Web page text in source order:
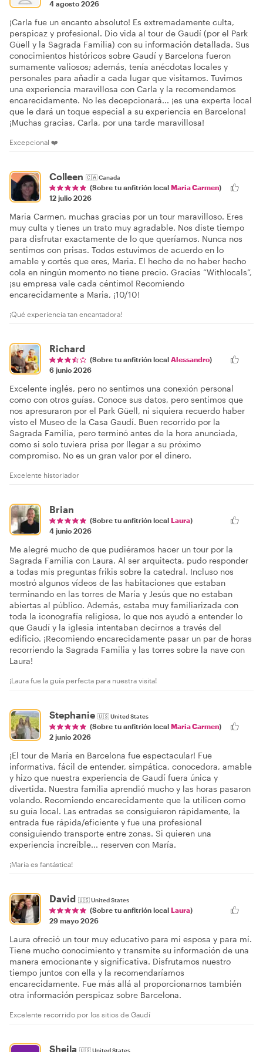
4 agosto 2026
¡Carla fue un encanto absoluto! Es extremadamente culta,
perspicaz y profesional. Dio vida al tour de Gaudí (por el Park
Güell y la Sagrada Familia) con su información detallada. Sus
conocimientos históricos sobre Gaudí y Barcelona fueron
sumamente valiosos; además, tenía anécdotas locales y
personales para añadir a cada lugar que visitamos. Tuvimos
una experiencia maravillosa con Carla y la recomendamos
encarecidamente. No les decepcionará... ¡es una experta local
que le dará un toque especial a su experiencia en Barcelona!
¡Muchas gracias, Carla, por una tarde maravillosa!
Excepcional ❤️
Colleen 🇨🇦Canada
(Sobre tu anfitrión local Maria Carmen)
12 julio 2026
Maria Carmen, muchas gracias por un tour maravilloso. Eres
muy culta y tienes un trato muy agradable. Nos diste tiempo
para disfrutar exactamente de lo que queríamos. Nunca nos
sentimos con prisas. Todos estuvimos de acuerdo en lo
amable y cortés que eres, Maria. El hecho de no haber hecho
cola en ningún momento no tiene precio. Gracias “Withlocals”,
¡su empresa vale cada céntimo! Recomiendo
encarecidamente a Maria, ¡10/10!
¡Qué experiencia tan encantadora!
Richard
(Sobre tu anfitrión local Alessandro)
6 junio 2026
Excelente inglés, pero no sentimos una conexión personal
como con otros guías. Conoce sus datos, pero sentimos que
nos apresuraron por el Park Güell, ni siquiera recuerdo haber
visto el Museo de la Casa Gaudí. Buen recorrido por la
Sagrada Familia, pero terminó antes de la hora anunciada,
como si solo tuviera prisa por llegar a su próximo
compromiso. No es un gran valor por el dinero.
Excelente historiador
Brian
(Sobre tu anfitrión local Laura)
4 junio 2026
Me alegré mucho de que pudiéramos hacer un tour por la
Sagrada Familia con Laura. Al ser arquitecta, pudo responder
a todas mis preguntas frikis sobre la catedral. Incluso nos
mostró algunos vídeos de las habitaciones que estaban
terminando en las torres de María y Jesús que no estaban
abiertas al público. Además, estaba muy familiarizada con
toda la iconografía religiosa, lo que nos ayudó a entender lo
que Gaudí y la iglesia intentaban decirnos a través del
edificio. ¡Recomiendo encarecidamente pasar un par de horas
recorriendo la Sagrada Familia y las torres sobre la nave con
Laura!
¡Laura fue la guía perfecta para nuestra visita!
Stephanie 🇺🇸United States
(Sobre tu anfitrión local Maria Carmen)
2 junio 2026
¡El tour de María en Barcelona fue espectacular! Fue
informativa, fácil de entender, simpática, conocedora, amable
y hizo que nuestra experiencia de Gaudí fuera única y
divertida. Nuestra familia aprendió mucho y las horas pasaron
volando. Recomiendo encarecidamente que la utilicen como
su guía local. Las entradas se consiguieron rápidamente, la
entrada fue rápida/eficiente y fue una profesional
consiguiendo transporte entre zonas. Si quieren una
experiencia increíble... reserven con María.
¡María es fantástica!
David 🇺🇸United States
(Sobre tu anfitrión local Laura)
29 mayo 2026
Laura ofreció un tour muy educativo para mi esposa y para mí.
Tiene mucho conocimiento y transmite su información de una
manera emocionante y significativa. Disfrutamos nuestro
tiempo juntos con ella y la recomendaríamos
encarecidamente. Fue más allá al proporcionarnos también
otra información perspicaz sobre Barcelona.
Excelente recorrido por los sitios de Gaudí
Sheila 🇺🇸United States